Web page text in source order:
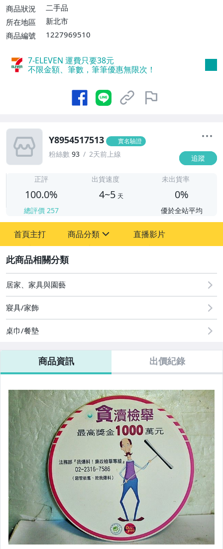
【單件運費$80、消費滿$2000免運費】、
面交/自取/不寄送【免運費】
商品狀況
二手品
所在地區
新北市
商品編號
1227969510
7-ELEVEN 運費只要38元
不限金額、筆數，筆筆優惠無限次！
Y8954517513 實名驗證
粉絲數 93 2天前上線 追蹤
正評
100.0%
總評價 257
出貨速度
4~5 天
未出貨率
0%
優於全站平均
首頁主打 商品分類
圖書/影音/文具
居家、家具與園藝
偶像、球員卡與郵幣
直播影片
居家、家具與園藝
寢具/家飾
桌巾/餐墊
商品資訊 出價紀錄